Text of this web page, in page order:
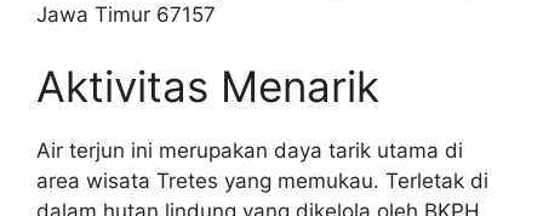
Jawa Timur 67157
Aktivitas Menarik
Air terjun ini merupakan daya tarik utama di
area wisata Tretes yang memukau. Terletak di
dalam hutan lindung yang dikelola oleh BKPH